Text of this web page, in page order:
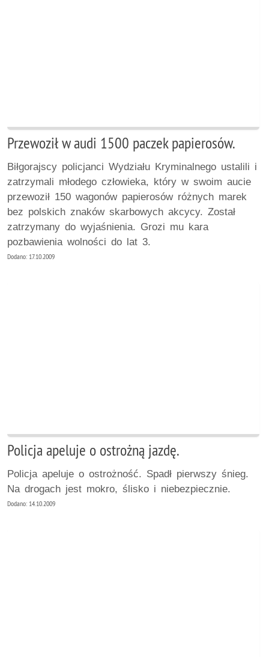
Przewoził w audi 1500 paczek papierosów.
Biłgorajscy policjanci Wydziału Kryminalnego ustalili i
zatrzymali młodego człowieka, który w swoim aucie
przewoził 150 wagonów papierosów różnych marek
bez polskich znaków skarbowych akcycy. Został
zatrzymany do wyjaśnienia. Grozi mu kara
pozbawienia wolności do lat 3.
Dodano: 17.10.2009
Policja apeluje o ostrożną jazdę.
Policja apeluje o ostrożność. Spadł pierwszy śnieg.
Na drogach jest mokro, ślisko i niebezpiecznie.
Dodano: 14.10.2009